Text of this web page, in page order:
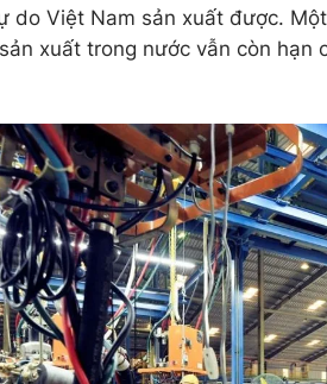
do Việt Nam sản xuất được.
xuất trong nước vẫn còn hạn